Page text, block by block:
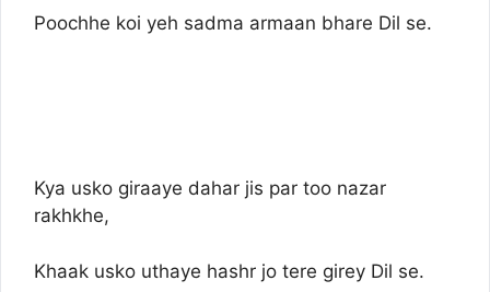
Poochhe koi yeh sadma armaan bhare Dil se.
Kya usko giraaye dahar jis par too nazar
rakhkhe,
Khaak usko uthaye hashr jo tere girey Dil se.